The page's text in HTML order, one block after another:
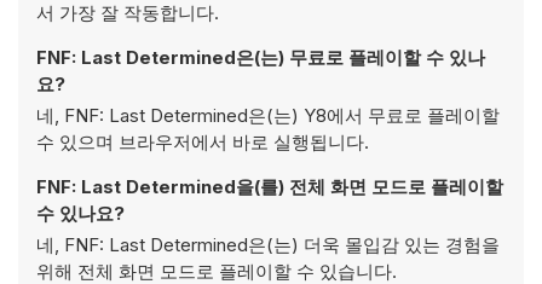
서 가장 잘 작동합니다.
FNF: Last Determined은(는) 무료로 플레이할 수 있나
요?
네, FNF: Last Determined은(는) Y8에서 무료로 플레이할
수 있으며 브라우저에서 바로 실행됩니다.
FNF: Last Determined을(를) 전체 화면 모드로 플레이할
수 있나요?
네, FNF: Last Determined은(는) 더욱 몰입감 있는 경험을
위해 전체 화면 모드로 플레이할 수 있습니다.